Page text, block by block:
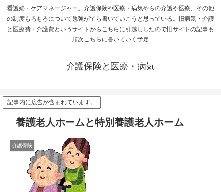
看護婦・ケアマネージャー。介護保険や医療・病気やらの介護や医療、その他
の制度もろもろについて勉強がてら書いていこうと思っている。旧病気・介護
と医療費・介護費というサイトからこちらに引越ししたので旧サイトの記事も
順次こちらに書いていく予定
介護保険と医療・病気
記事内に広告が含まれています。
養護老人ホームと特別養護老人ホーム
介護保険